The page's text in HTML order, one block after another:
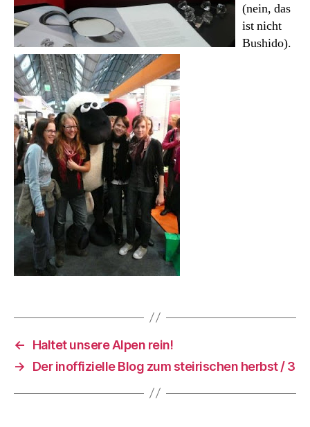
(nein, das
ist nicht
Bushido).
←
Haltet unsere Alpen rein!
→
Der inoffizielle Blog zum steirischen herbst / 3